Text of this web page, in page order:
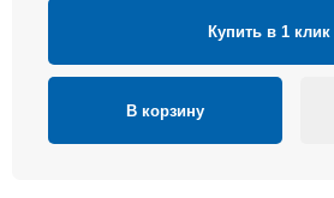
Купить в 1 клик
В корзину